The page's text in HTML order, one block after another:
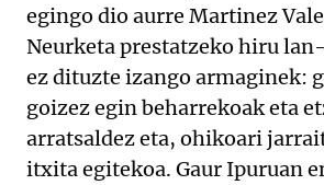
egingo dio aurre Martinez
Neurketa prestatzeko hiru
ez dituzte izango armaginek:
goizez egin beharrekoak eta
arratsaldez eta, ohikoari
itxita egitekoa. Gaur Ipuruan